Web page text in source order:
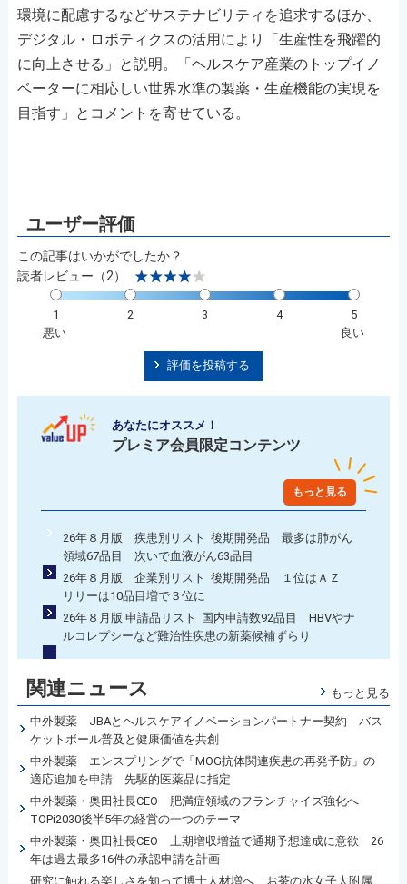
環境に配慮するなどサステナビリティを追求するほか、
デジタル・ロボティクスの活用により「生産性を飛躍的
に向上させる」と説明。「ヘルスケア産業のトップイノ
ベーターに相応しい世界水準の製薬・生産機能の実現を
目指す」とコメントを寄せている。
この記事はいかがでしたか？
読者レビュー（2）
1 2 3 4
5
悪い
良い
評価を投稿する
あなたにオススメ！
プレミア会員限定コンテンツ
もっと見る
26年８月版 疾患別リスト 後期開発品 最多は肺がん
領域67品目 次いで血液がん63品目
26年８月版 企業別リスト 後期開発品 １位はＡＺ
リリーは10品目増で３位に
26年８月版 申請品リスト 国内申請数92品目 HBVやナ
ルコレプシーなど難治性疾患の新薬候補ずらり
関連ニュース もっと見る
中外製薬 JBAとヘルスケアイノベーションパートナー契約 バス
ケットボール普及と健康価値を共創
中外製薬 エンスプリングで「MOG抗体関連疾患の再発予防」の
適応追加を申請 先駆的医薬品に指定
中外製薬・奥田社長CEO 肥満症領域のフランチャイズ強化へ
TOPi2030後半5年の経営の一つのテーマ
中外製薬・奥田社長CEO 上期増収増益で通期予想達成に意欲 26
年は過去最多16件の承認申請を計画
研究に触れる楽しさを知って博士人材増へ お茶の水女子大附属